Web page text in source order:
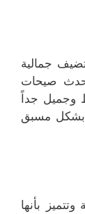
جمالية
صيحات
وجميل جداً
بشكل مسبق
بأنها